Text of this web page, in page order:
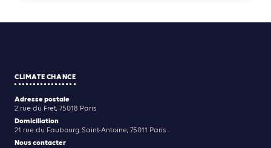
CLIMATE CHANCE
Adresse postale
2 rue du Fret, 75018 Paris
Domiciliation
21 rue du Faubourg Saint-Antoine, 75011 Paris
Nous contacter